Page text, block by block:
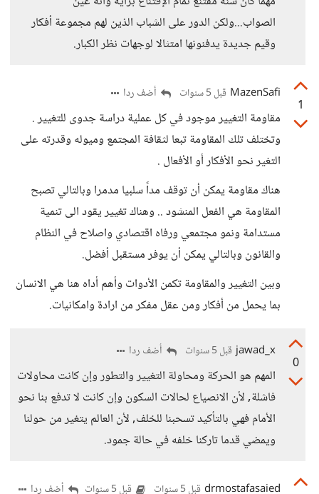
الصواب...ولكن الدور على الشباب الذين لهم مجموعة أفكار
وقيم جديدة يدفنونها امتثالا لوجهات نظر الكبار.
1
MazenSafi قبل 5 سنوات أضف ردا
مقاومة التغيير موجود في كل عملية دراسة جدوى للتغيير .
وتختلف تلك المقاومة تبعا لثقافة المجتمع وميوله وقدرته على
التغير نحو الأفكار أو الأفعال .
هناك مقاومة يمكن أن توقف مداً سلبيا مدمرا وبالتالي تصبح
المقاومة هي الفعل المنشود .. وهناك تغيير يقود الى تنمية
مستدامة ونمو مجتمعي ورفاه اقتصادي واصلاح في النظام
والقانون وبالتالي يمكن أن يوفر مستقبل أفضل.
وبين التغيير والمقاومة تكمن الأدوات وأهم أداه هنا هي الانسان
بما يحمل من أفكار ومن عقل مفكر من ارادة وامكانيات.
0
jawad_x قبل 5 سنوات أضف ردا
المهم هو الحركة ومحاولة التغيير والتطور وإن كانت محاولات
فاشلة, لأن الانصياع لحالات السكون وإن كانت لا تدفع بنا نحو
الأمام فهي بالتأكيد تسحبنا للخلف, لأن العالم يتغير من حولنا
ويمضي قدما تاركنا خلفه في حالة جمود.
drmostafasaied قبل 5 سنوات قبل 5 سنوات أضف ردا